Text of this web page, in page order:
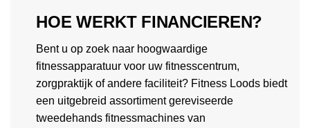
HOE WERKT FINANCIEREN?
Bent u op zoek naar hoogwaardige
fitnessapparatuur voor uw fitnesscentrum,
zorgpraktijk of andere faciliteit? Fitness Loods biedt
een uitgebreid assortiment gereviseerde
tweedehands fitnessmachines van